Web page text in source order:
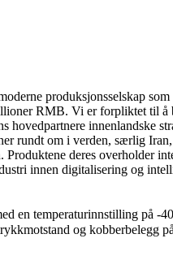
produksjonsselskap
RMB. Vi er forpliktet til
innenlandske
rundt om i verden, særlig
deres overholder
innen digitalisering og
en temperaturinnstilling på
og kobberbelegg